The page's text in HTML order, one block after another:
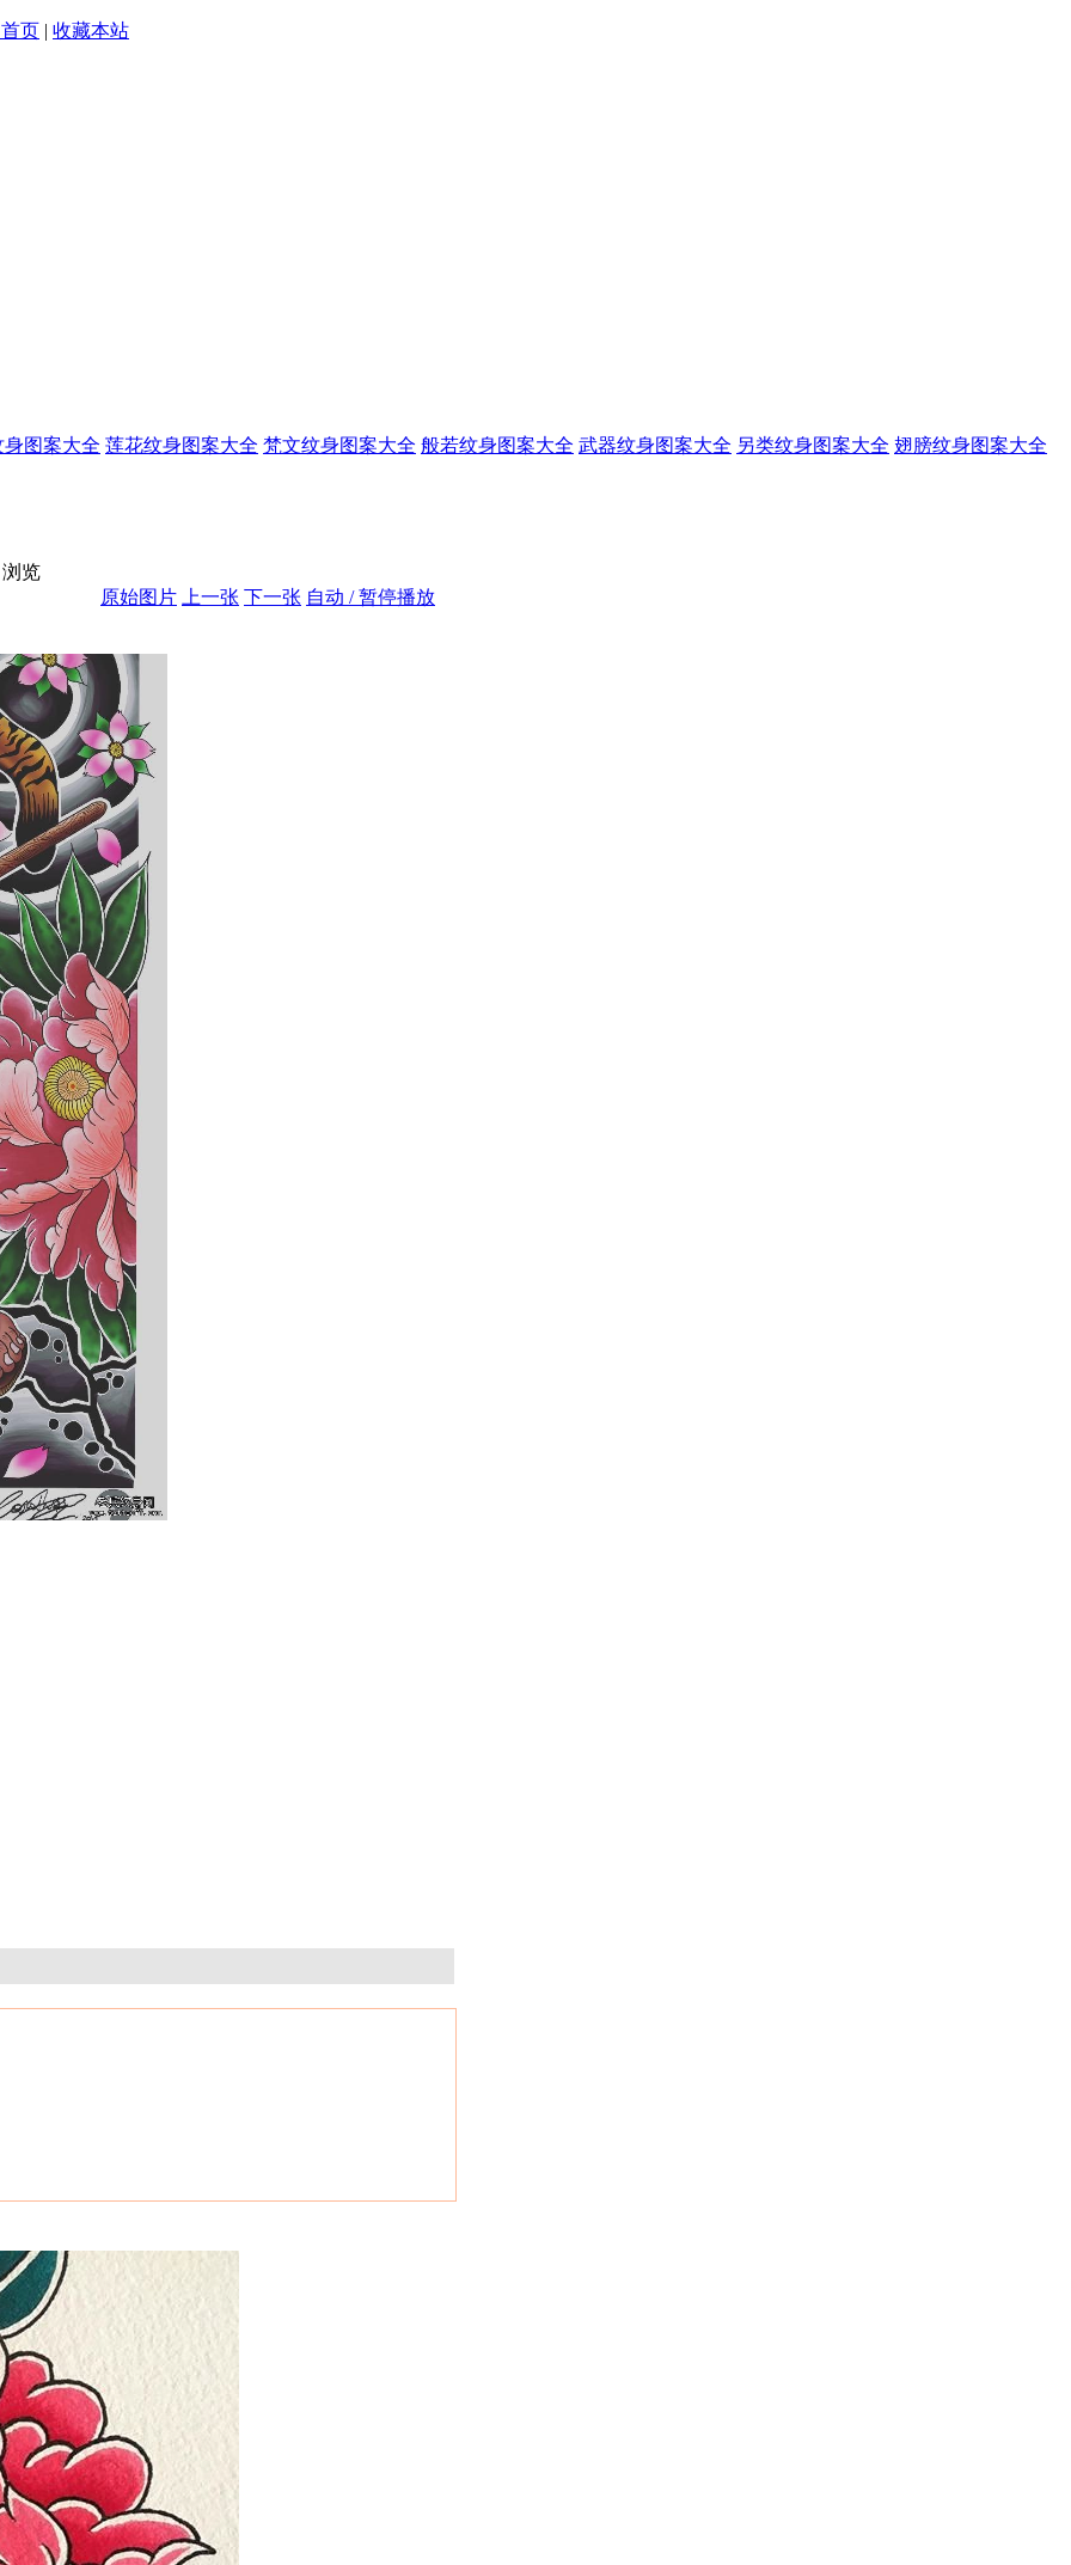
页 | 收藏本站
身图案大全 莲花纹身图案大全 梵文纹身图案大全 般若纹身图案大全 武器纹身图案大全 另类纹身图案大全 翅膀纹身图案大全
浏览
原始图片 上一张 下一张 自动 / 暂停播放
最全纹身资讯服务平台，每周放送国内外精彩纹身图